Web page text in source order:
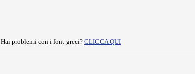
Hai problemi con i font greci? CLICCA QUI